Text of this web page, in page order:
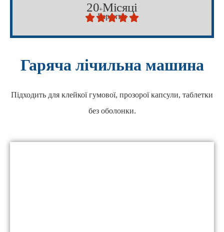
20+Місяці
Гарантія
  
Гаряча лічильна машина
Підходить для клейкої гумової, прозорої капсули, таблетки
без оболонки.